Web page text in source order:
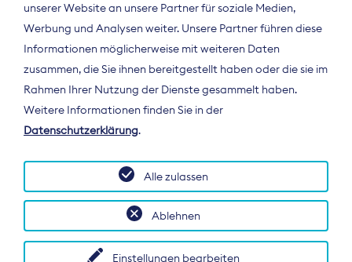
Der Bundesverband Digitalpublisher und
Zeitungsverleger (BDZV) vertritt als
Spitzenorganisation die Interessen der
Deutschland und auf EU-Ebene.
unserer Website an unsere Partner für soziale Medien,
Werbung und Analysen weiter. Unsere Partner führen diese
Informationen möglicherweise mit weiteren Daten
zusammen, die Sie ihnen bereitgestellt haben oder die sie im
Rahmen Ihrer Nutzung der Dienste gesammelt haben.
Weitere Informationen finden Sie in der
Datenschutzerklärung.
Einstellungen bearbeiten
Ablehnen
Alle zulassen